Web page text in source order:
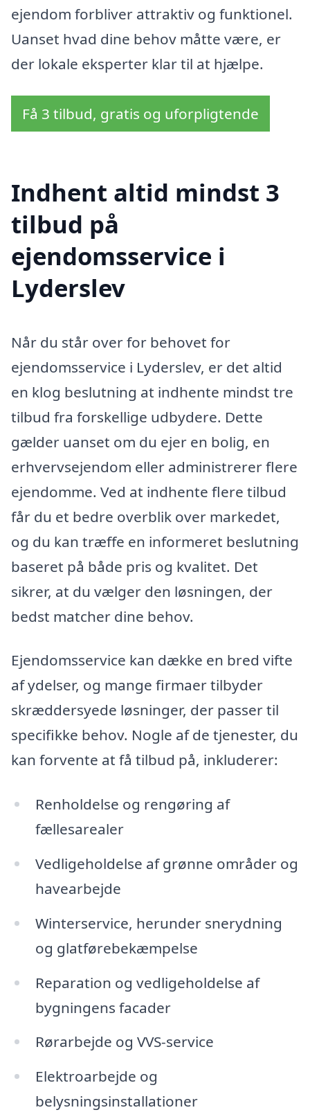
ejendom forbliver attraktiv og funktionel.
Uanset hvad dine behov måtte være, er
der lokale eksperter klar til at hjælpe.
Få 3 tilbud, gratis og uforpligtende
Indhent altid mindst 3
tilbud på
ejendomsservice i
Lyderslev
Når du står over for behovet for
ejendomsservice i Lyderslev, er det altid
en klog beslutning at indhente mindst tre
tilbud fra forskellige udbydere. Dette
gælder uanset om du ejer en bolig, en
erhvervsejendom eller administrerer flere
ejendomme. Ved at indhente flere tilbud
får du et bedre overblik over markedet,
og du kan træffe en informeret beslutning
baseret på både pris og kvalitet. Det
sikrer, at du vælger den løsningen, der
bedst matcher dine behov.
Ejendomsservice kan dække en bred vifte
af ydelser, og mange firmaer tilbyder
skræddersyede løsninger, der passer til
specifikke behov. Nogle af de tjenester, du
kan forvente at få tilbud på, inkluderer:
Renholdelse og rengøring af
fællesarealer
Vedligeholdelse af grønne områder og
havearbejde
Winterservice, herunder snerydning
og glatførebekæmpelse
Reparation og vedligeholdelse af
bygningens facader
Rørarbejde og VVS-service
Elektroarbejde og
belysningsinstallationer